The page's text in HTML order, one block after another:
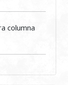
columna